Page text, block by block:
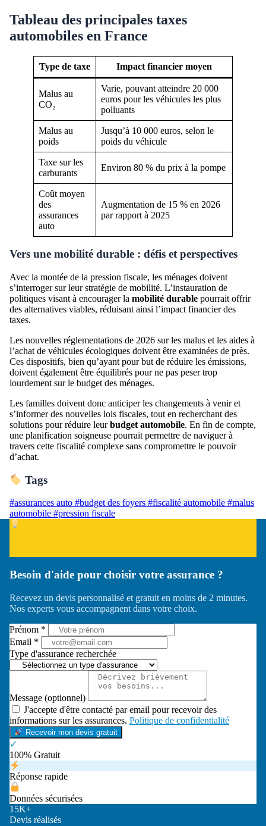
Tableau des principales taxes
automobiles en France
Type de taxe Impact financier moyen
Malus au
CO₂
Varie, pouvant atteindre 20 000
euros pour les véhicules les plus
polluants
Malus au
poids
Jusqu’à 10 000 euros, selon le
poids du véhicule
Taxe sur les
carburants
Environ 80 % du prix à la pompe
Coût moyen
des
assurances
auto
Augmentation de 15 % en 2026
par rapport à 2025
Vers une mobilité durable : défis et perspectives
Avec la montée de la pression fiscale, les ménages doivent
s’interroger sur leur stratégie de mobilité. L’instauration de
politiques visant à encourager la mobilité durable pourrait offrir
des alternatives viables, réduisant ainsi l’impact financier des
taxes.
Les nouvelles réglementations de 2026 sur les malus et les aides à
l’achat de véhicules écologiques doivent être examinées de près.
Ces dispositifs, bien qu’ayant pour but de réduire les émissions,
doivent également être équilibrés pour ne pas peser trop
lourdement sur le budget des ménages.
Les familles doivent donc anticiper les changements à venir et
s’informer des nouvelles lois fiscales, tout en recherchant des
solutions pour réduire leurbudget automobile. En fin de compte,
une planification soigneuse pourrait permettre de naviguer à
travers cette fiscalité complexe sans compromettre le pouvoir
d’achat.
Tags
#assurances auto #budget des foyers #fiscalité automobile #malus
automobile #pression fiscale
Besoin d'aide pour choisir votre assurance ?
Recevez un devis personnalisé et gratuit en moins de 2 minutes.
Nos experts vous accompagnent dans votre choix.
Prénom *
Email *
Type d'assurance recherchée
Message (optionnel)
J'accepte d'être contacté par email pour recevoir des
informations sur les assurances. Politique de confidentialité
Recevoir mon devis gratuit
✓
100% Gratuit
Réponse rapide
Données sécurisées
15K+
Devis réalisés